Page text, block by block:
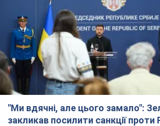
Президент подякував європейським
підтримку
5 годин тому 65,4 т.
Україна придбала у Туреччини 70
ракет і багато іншого
США оприлюднили список
2 години тому